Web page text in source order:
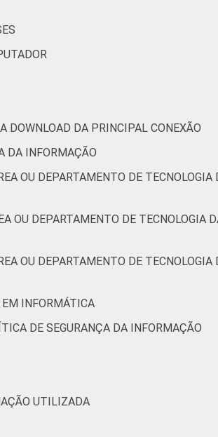
(Cetic.br), Pesquisa sobre o uso das
DOWNLOAD DA PRINCIPAL CONEXÃO
DA INFORMAÇÃO
OU DEPARTAMENTO DE TECNOLOGIA
OU DEPARTAMENTO DE TECNOLOGIA
OU DEPARTAMENTO DE TECNOLOGIA
INFORMÁTICA
DE SEGURANÇA DA INFORMAÇÃO
UTILIZADA